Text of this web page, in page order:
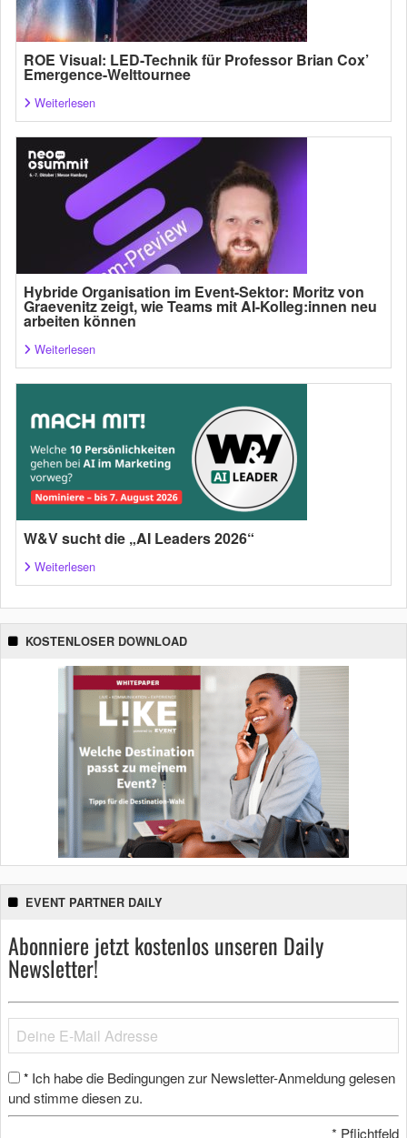
ROE Visual: LED-Technik für Professor Brian Cox’
Emergence-Welttournee
Weiterlesen
Hybride Organisation im Event-Sektor: Moritz von
Graevenitz zeigt, wie Teams mit AI-Kolleg:innen neu
arbeiten können
Weiterlesen
W&V sucht die „AI Leaders 2026“
Weiterlesen
KOSTENLOSER DOWNLOAD
EVENT PARTNER DAILY
Abonniere jetzt kostenlos unseren Daily
Newsletter!
* Ich habe die Bedingungen zur Newsletter-Anmeldung gelesen
und stimme diesen zu.
* Pflichtfeld